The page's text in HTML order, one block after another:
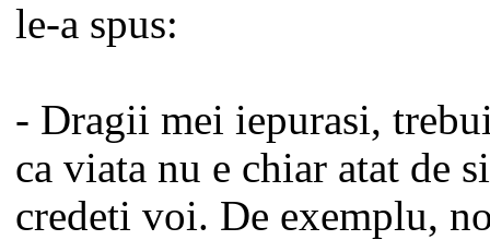
le-a spus:
- Dragii mei iepurasi,
ca viata nu e chiar atat de
credeti voi. De exemplu,